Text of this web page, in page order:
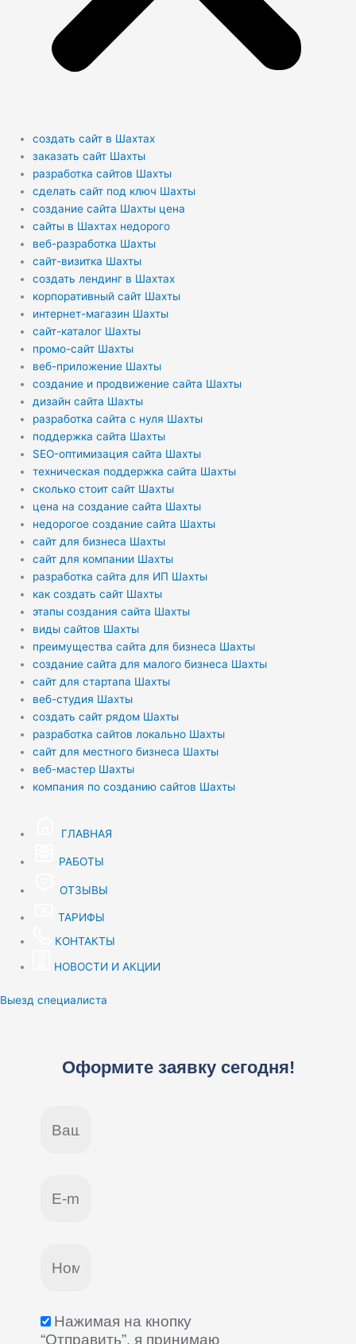
создать сайт в Шахтах
заказать сайт Шахты
разработка сайтов Шахты
сделать сайт под ключ Шахты
создание сайта Шахты цена
сайты в Шахтах недорого
веб-разработка Шахты
сайт-визитка Шахты
создать лендинг в Шахтах
корпоративный сайт Шахты
интернет-магазин Шахты
сайт-каталог Шахты
промо-сайт Шахты
веб-приложение Шахты
создание и продвижение сайта Шахты
дизайн сайта Шахты
разработка сайта с нуля Шахты
поддержка сайта Шахты
SEO-оптимизация сайта Шахты
техническая поддержка сайта Шахты
сколько стоит сайт Шахты
цена на создание сайта Шахты
недорогое создание сайта Шахты
сайт для бизнеса Шахты
сайт для компании Шахты
разработка сайта для ИП Шахты
как создать сайт Шахты
этапы создания сайта Шахты
виды сайтов Шахты
преимущества сайта для бизнеса Шахты
создание сайта для малого бизнеса Шахты
сайт для стартапа Шахты
веб-студия Шахты
создать сайт рядом Шахты
разработка сайтов локально Шахты
сайт для местного бизнеса Шахты
веб-мастер Шахты
компания по созданию сайтов Шахты
ГЛАВНАЯ
РАБОТЫ
ОТЗЫВЫ
ТАРИФЫ
КОНТАКТЫ
НОВОСТИ И АКЦИИ
Выезд специалиста
Оформите заявку сегодня!
Нажимая на кнопку
“Отправить”, я принимаю